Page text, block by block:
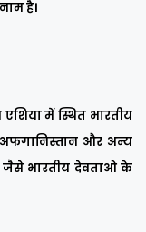
है।
एशिया में स्थित भारतीय
अफगानिस्तान और अन्य
जैसे भारतीय देवताओ के